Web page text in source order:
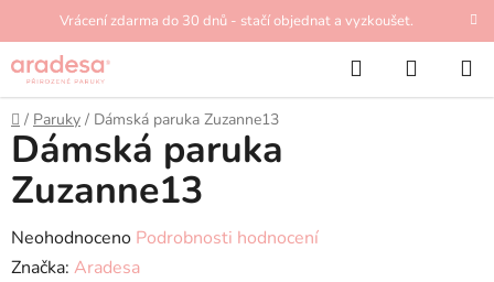
obsah
Vrácení zdarma do 30 dnů - stačí objednat a vyzkoušet.
Hledat
KOŠÍK
Domů
/ Paruky / Dámská paruka Zuzanne13
Dámská paruka
Zuzanne13
Průměrné
hodnocení
Neohodnoceno Podrobnosti hodnocení
Značka: Aradesa